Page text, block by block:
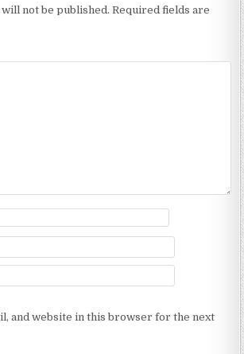
not be published. Required fields are
and website in this browser for the next